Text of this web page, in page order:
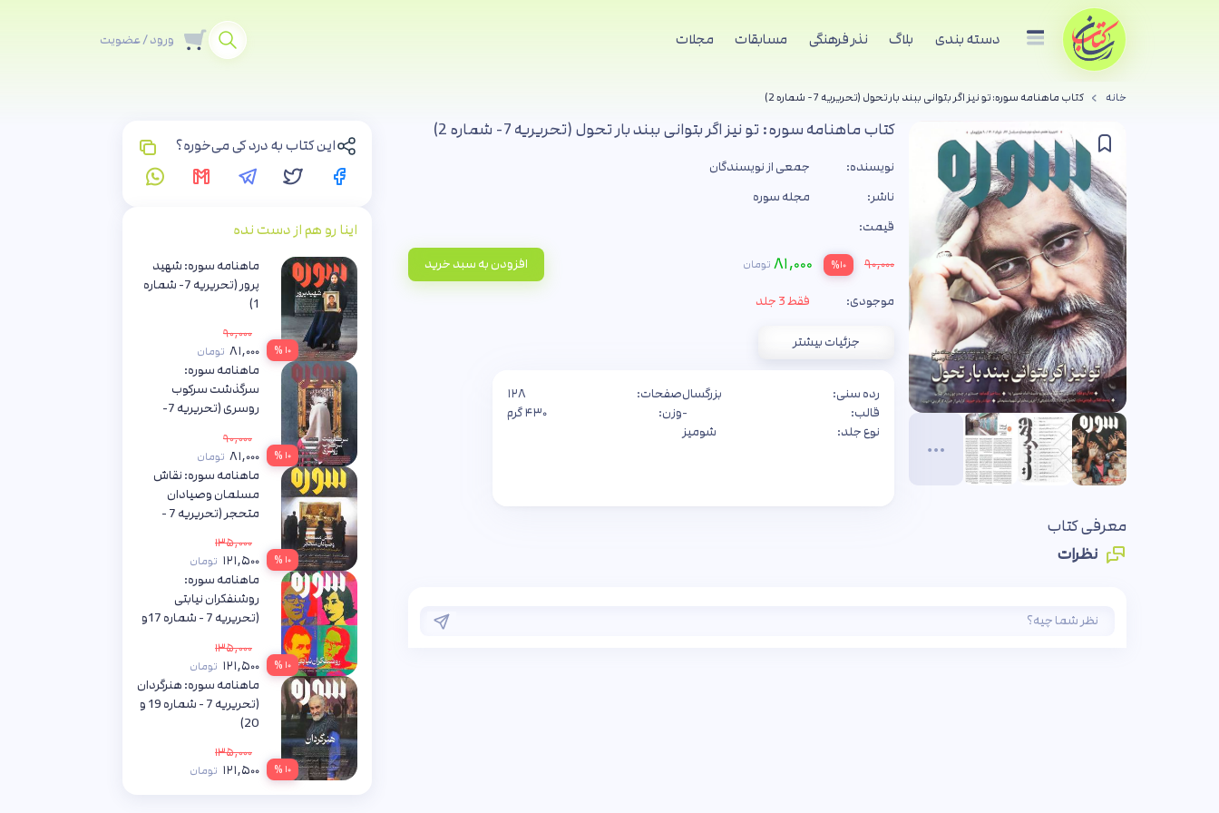
دسته بندی بلاگ نذر فرهنگی مسابقات مجلات ورود / عضویت
خانه کتاب ماهنامه سوره: تو نیز اگر بتوانی ببند بار تحول (تحریریه 7- شماره 2)
کتاب ماهنامه سوره: تو نیز اگر بتوانی ببند بار تحول (تحریریه 7- شماره 2)
نویسنده:
جمعی از نویسندگان
ناشر:
مجله سوره
قیمت:
۹۰,۰۰۰ %۱۰ ۸۱,۰۰۰ تومان افزودن به سبد خرید
موجودی: فقط 3 جلد
جزئیات بیشتر
رده سنی:
بزرگسال
قالب:
-
نوع جلد:
شومیز
صفحات:
۱۲۸
وزن:
۴۳۰ گرم
معرفی کتاب
نظرات
این کتاب به درد کی می‌خوره؟
اینا رو هم از دست نده
۱۰ %
ماهنامه سوره: شهید
پرور (تحریریه 7- شماره
1)
۹۰,۰۰۰
۸۱,۰۰۰ تومان
۱۰ %
ماهنامه سوره:
سرگذشت سرکوب
روسری (تحریریه 7-
جمعی از نویسندگان
۹۰,۰۰۰
۸۱,۰۰۰ تومان
۱۰ %
ماهنامه سوره: نقاش
مسلمان وصیادان
متحجر (تحریریه 7 -
جمعی از نویسندگان
۱۳۵,۰۰۰
۱۲۱,۵۰۰ تومان
۱۰ %
ماهنامه سوره:
روشنفکران نیابتی
(تحریریه 7 - شماره 17و
جمعی از نویسندگان
۱۳۵,۰۰۰
۱۲۱,۵۰۰ تومان
۱۰ %
ماهنامه سوره: هنرگردان
(تحریریه 7 - شماره 19 و
20)
۱۳۵,۰۰۰
۱۲۱,۵۰۰ تومان